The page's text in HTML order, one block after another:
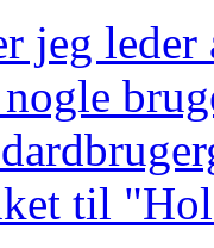
jeg leder
til